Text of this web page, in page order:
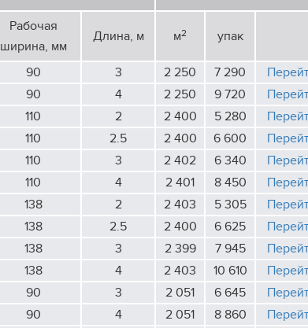
Рабочая
ширина, мм
Длина, м м2 упак
90 3 2 250 7 290
90 4 2 250 9 720
110 2 2 400 5 280
110 2.5 2 400 6 600
110 3 2 402 6 340
110 4 2 401 8 450
138 2 2 403 5 305
138 2.5 2 400 6 625
138 3 2 399 7 945
138 4 2 403 10 610
90 3 2 051 6 645
90 4 2 051 8 860